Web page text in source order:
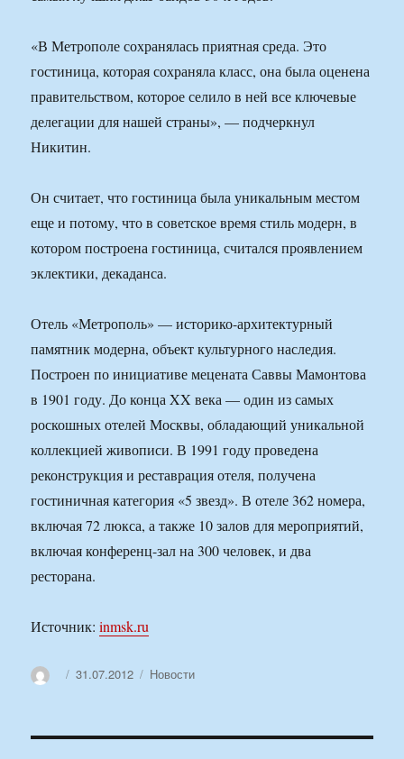
«В Метрополе сохранялась приятная среда. Это
гостиница, которая сохраняла класс, она была оценена
правительством, которое селило в ней все ключевые
делегации для нашей страны», — подчеркнул
Никитин.
Он считает, что гостиница была уникальным местом
еще и потому, что в советское время стиль модерн, в
котором построена гостиница, считался проявлением
эклектики, декаданса.
Отель «Метрополь» — историко-архитектурный
памятник модерна, объект культурного наследия.
Построен по инициативе мецената Саввы Мамонтова
в 1901 году. До конца XX века — один из самых
роскошных отелей Москвы, обладающий уникальной
коллекцией живописи. В 1991 году проведена
реконструкция и реставрация отеля, получена
гостиничная категория «5 звезд». В отеле 362 номера,
включая 72 люкса, а также 10 залов для мероприятий,
включая конференц-зал на 300 человек, и два
ресторана.
Источник:inmsk.ru
АвторОпубликовано
31.07.2012 Рубрики
Новости